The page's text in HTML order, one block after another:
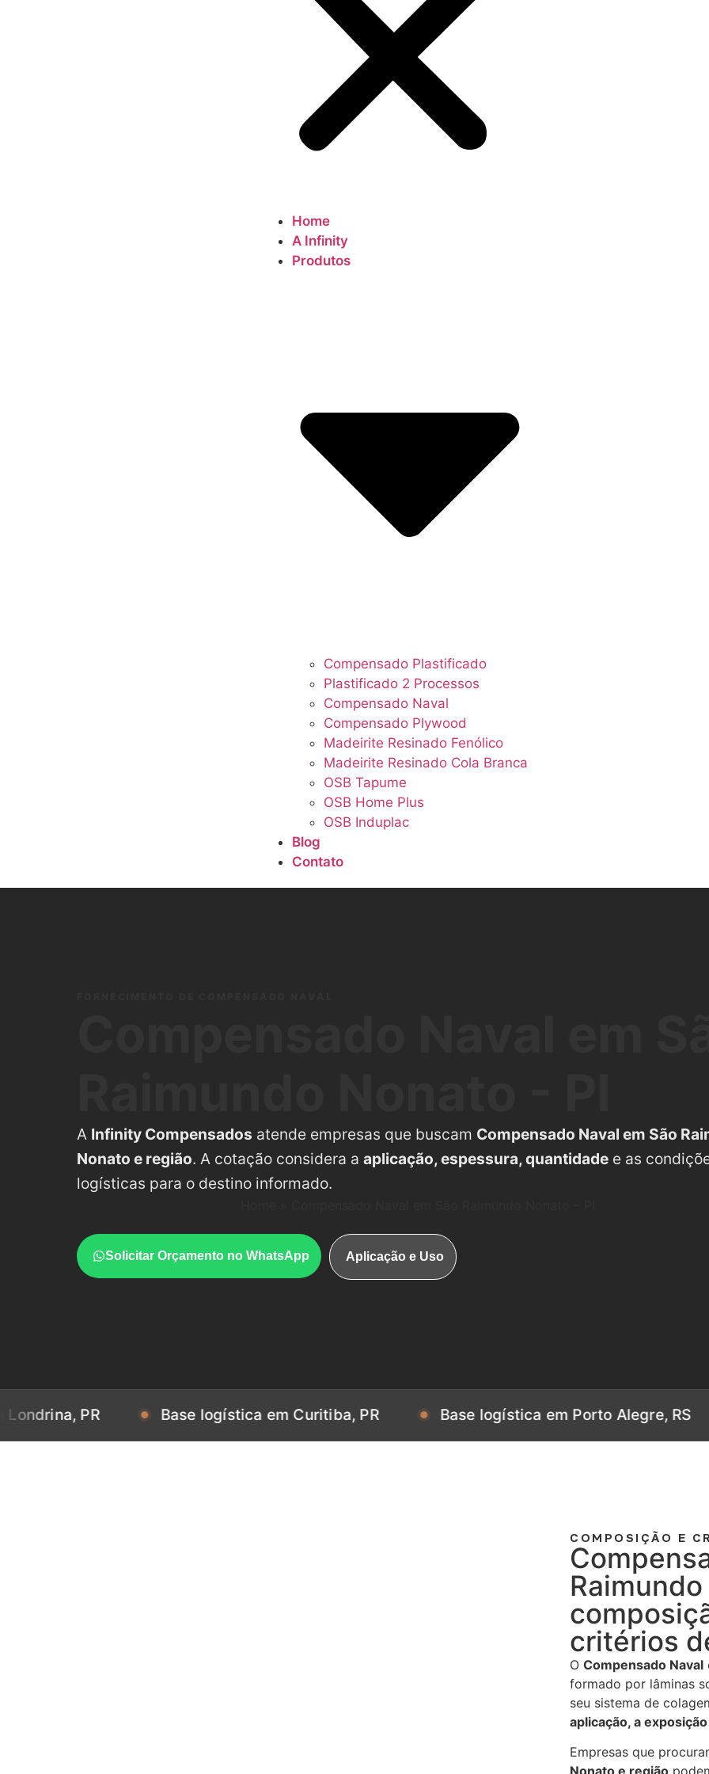
Home
A Infinity
Produtos
Compensado Plastificado
Plastificado 2 Processos
Compensado Naval
Compensado Plywood
Madeirite Resinado Fenólico
Madeirite Resinado Cola Branca
OSB Tapume
OSB Home Plus
OSB Induplac
Blog
Contato
A Infinity Compensados atende empresas que buscam Compensado Naval em São
Nonato e região. A cotação considera a aplicação, espessura, quantidade e as
logísticas para o destino informado.
Solicitar Orçamento no WhatsApp Aplicação e Uso
PR Base logística em Curitiba, PR Base logística em Porto Alegre, RS
COMPOSIÇÃO E
critérios
O Compensado Naval
formado por lâminas
seu sistema de
aplicação, a
Empresas que